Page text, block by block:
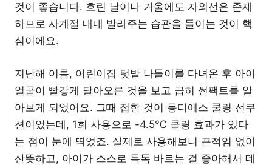
것이 좋습니다. 흐린 날이나 겨울에도 자외선은 존재
하므로 사계절 내내 발라주는 습관을 들이는 것이 핵
심이에요.
지난해 여름, 어린이집 텃밭 나들이를 다녀온 후 아이
얼굴이 빨갛게 달아오른 것을 보고 급히 썬팩트를 알
아보게 되었어요. 그때 접한 것이 몽디에스 쿨링 선쿠
션이었는데, 1회 사용으로 -4.5℃ 쿨링 효과가 있다
는 점이 눈에 띄었죠. 실제로 사용해보니 끈적임 없이
산뜻하고, 아이가 스스로 톡톡 바르는 걸 좋아해서 데